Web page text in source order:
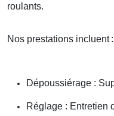
roulants.
Nos prestations incluent :
Dépoussiérage :
Réglage : Entretien